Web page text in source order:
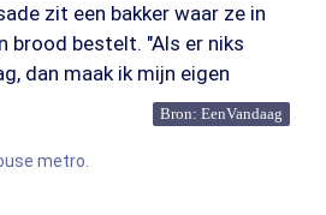
zit een bakker waar ze in
brood bestelt. "Als er niks
dan maak ik mijn eigen
Bron: EenVandaag
metro.